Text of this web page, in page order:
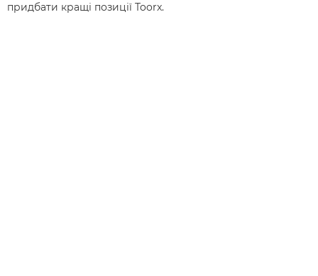
придбати кращі позиції Toorx.